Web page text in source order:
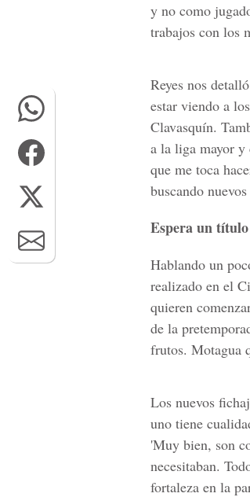
y no como
trabajos con los
Reyes nos
estar viendo a
Clavasquín.
a la liga mayor y
que me toca
buscando
Espera un
Hablando un
realizado en el
quieren
de la
frutos. Motagua
Los nuevos
uno tiene
'Muy bien, son
necesitaban.
fortaleza en la